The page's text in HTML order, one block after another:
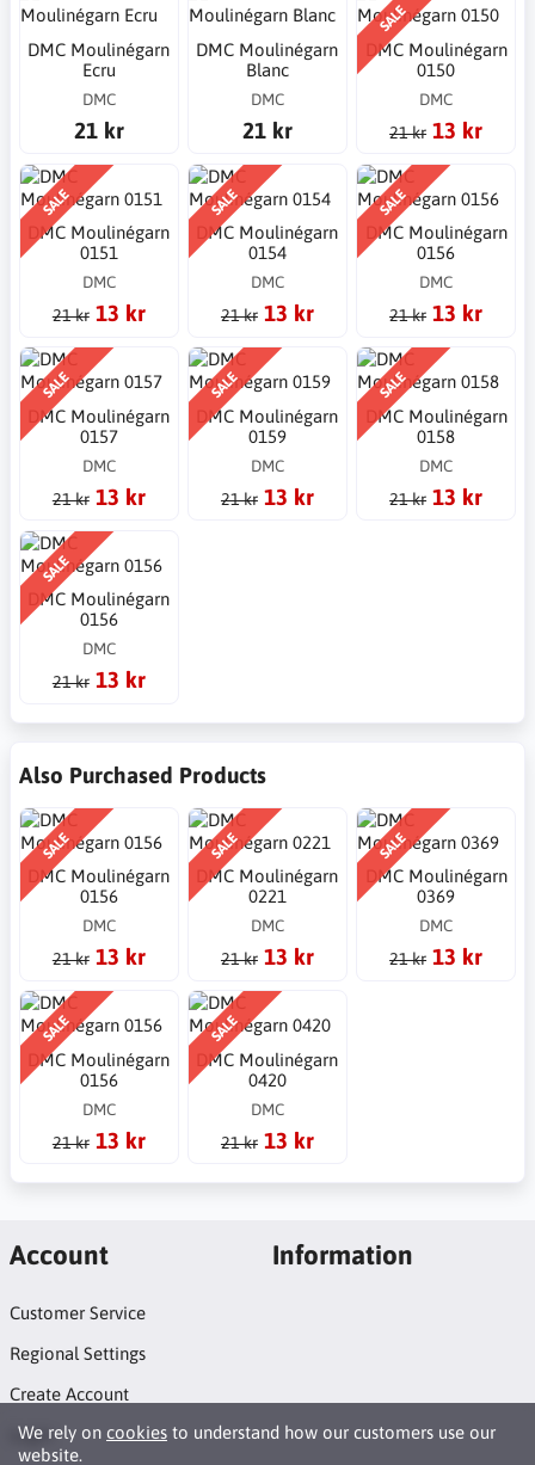
DMC Moulinégarn
Ecru
DMC
21 kr
DMC Moulinégarn
Blanc
DMC
21 kr
SALE
DMC Moulinégarn
0150
DMC
21 kr 13 kr
SALE
DMC Moulinégarn
0151
DMC
21 kr 13 kr
SALE
DMC Moulinégarn
0154
DMC
21 kr 13 kr
SALE
DMC Moulinégarn
0156
DMC
21 kr 13 kr
SALE
DMC Moulinégarn
0157
DMC
21 kr 13 kr
SALE
DMC Moulinégarn
0159
DMC
21 kr 13 kr
SALE
DMC Moulinégarn
0158
DMC
21 kr 13 kr
SALE
DMC Moulinégarn
0156
DMC
21 kr 13 kr
Also Purchased Products
SALE
DMC Moulinégarn
0156
DMC
21 kr 13 kr
SALE
DMC Moulinégarn
0221
DMC
21 kr 13 kr
SALE
DMC Moulinégarn
0369
DMC
21 kr 13 kr
SALE
DMC Moulinégarn
0156
DMC
21 kr 13 kr
SALE
DMC Moulinégarn
0420
DMC
21 kr 13 kr
We rely on cookies to understand how our customers use our
website.
Account
Customer Service
Regional Settings
Create Account
Login
Information